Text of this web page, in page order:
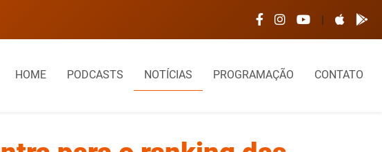
|
HOME PODCASTS NOTÍCIAS PROGRAMAÇÃO CONTATO